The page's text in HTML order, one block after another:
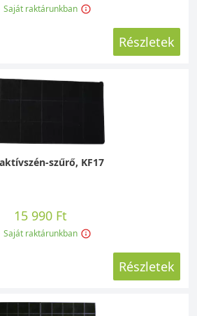
Saját raktárunkban
Részletek
szűrő, KF17
15 990 Ft
Saját raktárunkban
Részletek